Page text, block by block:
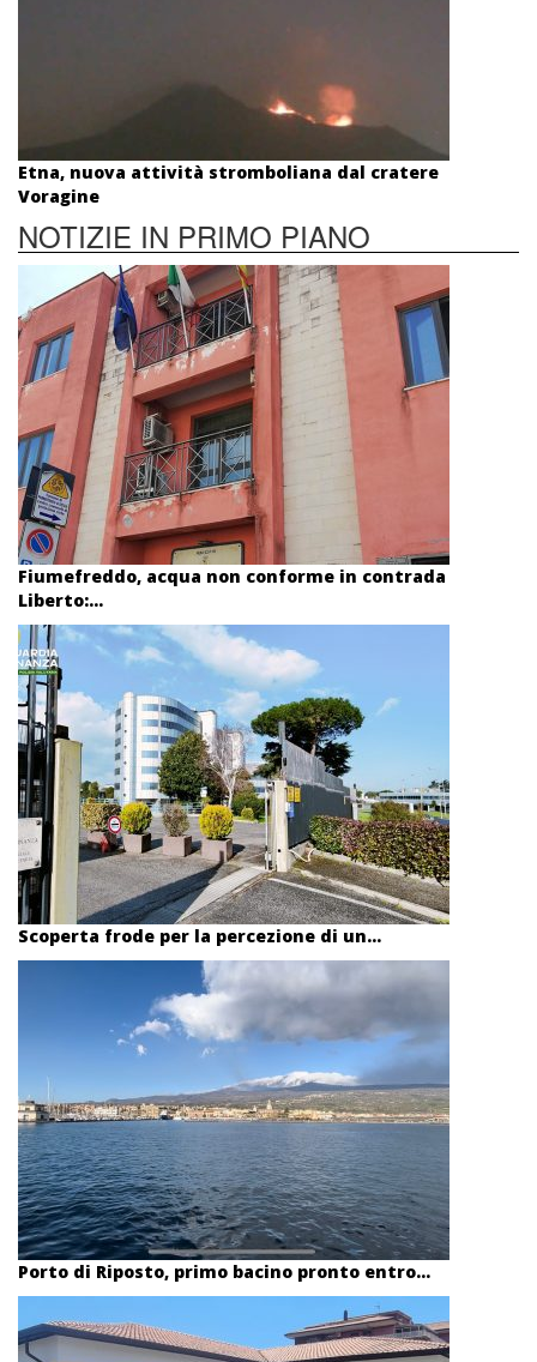
Etna, nuova attività stromboliana dal cratere
Voragine
NOTIZIE IN PRIMO PIANO
Fiumefreddo, acqua non conforme in contrada
Liberto:...
Scoperta frode per la percezione di un...
Porto di Riposto, primo bacino pronto entro...